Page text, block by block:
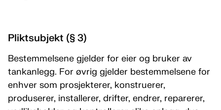
Pliktsubjekt (§ 3)
Bestemmelsene gjelder for eier og bruker av
tankanlegg. For øvrig gjelder bestemmelsene for
enhver som prosjekterer, konstruerer,
produserer, installerer, drifter, endrer, reparerer,